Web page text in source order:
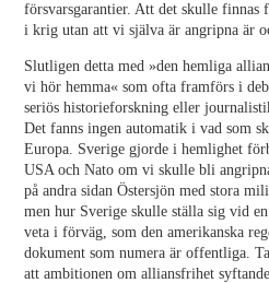
försvarsgarantier. Att det skulle
i krig utan att vi själva är angripna är
Slutligen detta med »den hemliga
vi hör hemma« som ofta framförs i
seriös historieforskning eller
Det fanns ingen automatik i vad som
Europa. Sverige gjorde i hemlighet
USA och Nato om vi skulle bli
på andra sidan Östersjön med stora
men hur Sverige skulle ställa sig vid
veta i förväg, som den amerikanska
dokument som numera är offentliga.
att ambitionen om alliansfrihet